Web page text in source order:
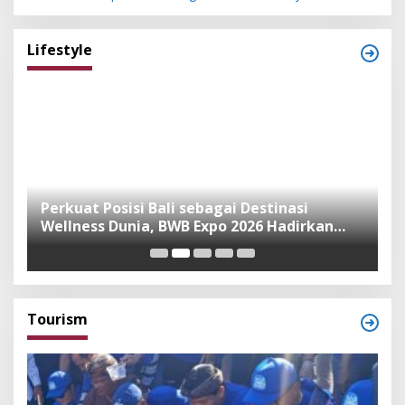
Lifestyle
Perkuat Posisi Bali sebagai Destinasi
Wellness Dunia, BWB Expo 2026 Hadirkan
Exhibitor Nasional dan Global
Tourism